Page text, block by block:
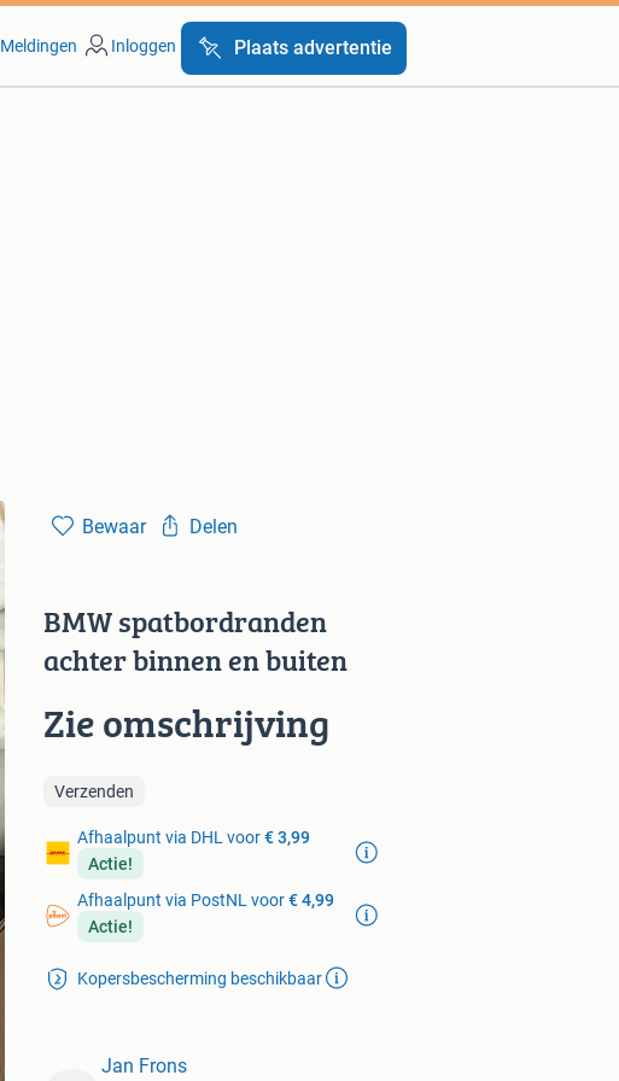
Meldingen Inloggen Plaats advertentie
Bewaar Delen
BMW spatbordranden
achter binnen en buiten
Zie omschrijving
Verzenden
Afhaalpunt via DHL voor€ 3,99
Actie!
Afhaalpunt via PostNL voor€ 4,99
Actie!
Kopersbescherming beschikbaar
Jan Frons